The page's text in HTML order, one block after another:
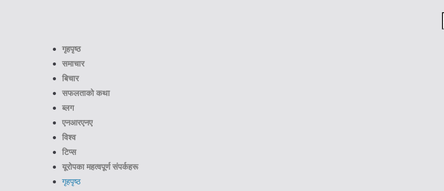
गृहपृष्ठ
समाचार
बिचार
सफलताको कथा
ब्लग
एनआरएनए
विश्व
टिप्स
यूरोपका महत्वपूर्ण संपर्कहरू
गृहपृष्ठ